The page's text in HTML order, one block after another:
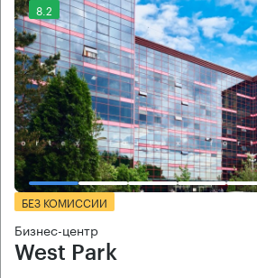
8.2
БЕЗ КОМИССИИ
Бизнес-центр
West Park